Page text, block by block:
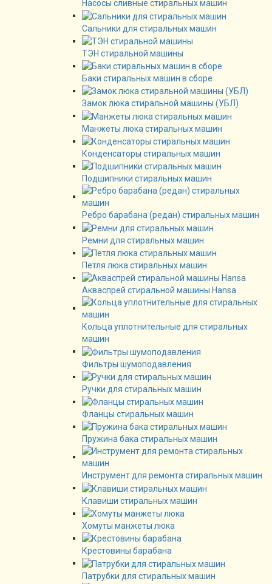
Насосы сливные стиральных машин
Сальники для стиральных машин
ТЭН стиральной машины
Баки стиральных машин в сборе
Замок люка стиральной машины (УБЛ)
Манжеты люка стиральных машин
Конденсаторы стиральных машин
Подшипники стиральных машин
Ребро барабана (редан) стиральных машин
Ремни для стиральных машин
Петля люка стиральных машин
Акваспрей стиральной машины Hansa
Кольца уплотнительные для стиральных
машин
Фильтры шумоподавления
Ручки для стиральных машин
Фланцы стиральных машин
Пружина бака стиральных машин
Инструмент для ремонта стиральных машин
Клавиши стиральных машин
Хомуты манжеты люка
Крестовины барабана
Патрубки для стиральных машин